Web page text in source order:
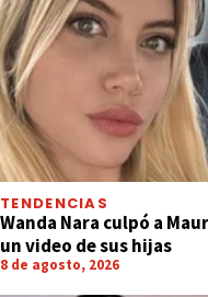
TENDENCIAS
Wanda Nara culpó a
un video de sus hijas
8 de agosto, 2026